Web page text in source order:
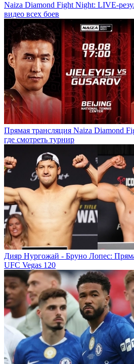
Naiza Diamond Fight Night: LIVE-
видео всех боев
Прямая трансляция Naiza Diamond
где смотреть турнир
Дияр Нургожай - Бруно Лопес:
UFC Vegas 120